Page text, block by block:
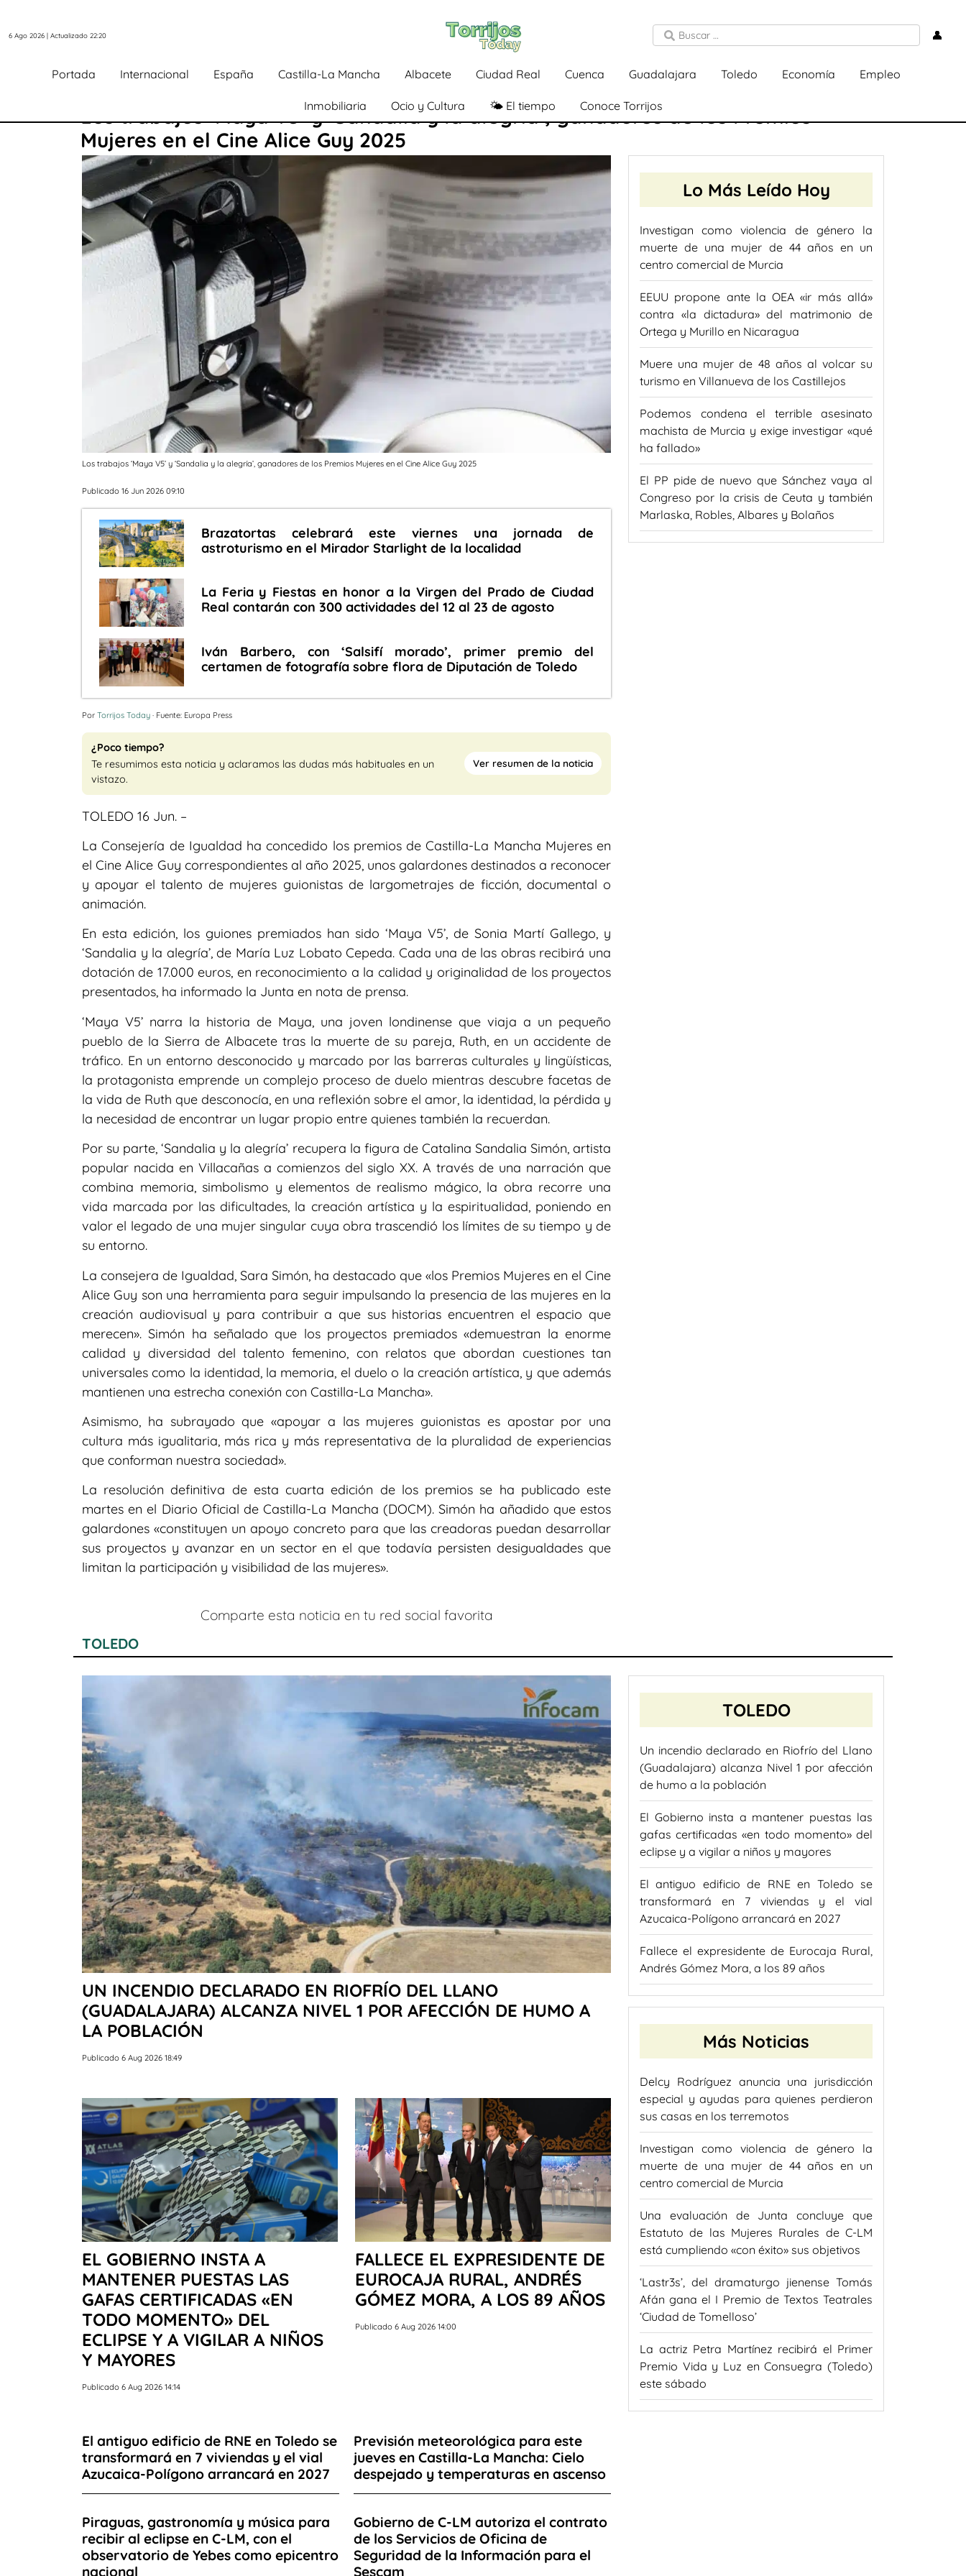
6 Ago 2026 | Actualizado 22:20 👤
Portada Internacional España Castilla-La Mancha Albacete Ciudad Real Cuenca Guadalajara Toledo Economía Empleo
Inmobiliaria Ocio y Cultura 🌤️ El tiempo Conoce Torrijos
Los trabajos ‘Maya V5’ y ‘Sandalia y la alegría’, ganadores de los Premios
Mujeres en el Cine Alice Guy 2025
Los trabajos ‘Maya V5’ y ‘Sandalia y la alegría’, ganadores de los Premios Mujeres en el Cine Alice Guy 2025
Publicado 16 Jun 2026 09:10
Brazatortas celebrará este viernes una jornada de
astroturismo en el Mirador Starlight de la localidad
La Feria y Fiestas en honor a la Virgen del Prado de Ciudad
Real contarán con 300 actividades del 12 al 23 de agosto
Iván Barbero, con ‘Salsifí morado’, primer premio del
certamen de fotografía sobre flora de Diputación de Toledo
Por Torrijos Today · Fuente: Europa Press
¿Poco tiempo?
Te resumimos esta noticia y aclaramos las dudas más habituales en un
vistazo.
Ver resumen de la noticia
TOLEDO 16 Jun. –
La Consejería de Igualdad ha concedido los premios de Castilla-La Mancha Mujeres en
el Cine Alice Guy correspondientes al año 2025, unos galardones destinados a reconocer
y apoyar el talento de mujeres guionistas de largometrajes de ficción, documental o
animación.
En esta edición, los guiones premiados han sido ‘Maya V5’, de Sonia Martí Gallego, y
‘Sandalia y la alegría’, de María Luz Lobato Cepeda. Cada una de las obras recibirá una
dotación de 17.000 euros, en reconocimiento a la calidad y originalidad de los proyectos
presentados, ha informado la Junta en nota de prensa.
‘Maya V5’ narra la historia de Maya, una joven londinense que viaja a un pequeño
pueblo de la Sierra de Albacete tras la muerte de su pareja, Ruth, en un accidente de
tráfico. En un entorno desconocido y marcado por las barreras culturales y lingüísticas,
la protagonista emprende un complejo proceso de duelo mientras descubre facetas de
la vida de Ruth que desconocía, en una reflexión sobre el amor, la identidad, la pérdida y
la necesidad de encontrar un lugar propio entre quienes también la recuerdan.
Por su parte, ‘Sandalia y la alegría’ recupera la figura de Catalina Sandalia Simón, artista
popular nacida en Villacañas a comienzos del siglo XX. A través de una narración que
combina memoria, simbolismo y elementos de realismo mágico, la obra recorre una
vida marcada por las dificultades, la creación artística y la espiritualidad, poniendo en
valor el legado de una mujer singular cuya obra trascendió los límites de su tiempo y de
su entorno.
La consejera de Igualdad, Sara Simón, ha destacado que «los Premios Mujeres en el Cine
Alice Guy son una herramienta para seguir impulsando la presencia de las mujeres en la
creación audiovisual y para contribuir a que sus historias encuentren el espacio que
merecen». Simón ha señalado que los proyectos premiados «demuestran la enorme
calidad y diversidad del talento femenino, con relatos que abordan cuestiones tan
universales como la identidad, la memoria, el duelo o la creación artística, y que además
mantienen una estrecha conexión con Castilla-La Mancha».
Asimismo, ha subrayado que «apoyar a las mujeres guionistas es apostar por una
cultura más igualitaria, más rica y más representativa de la pluralidad de experiencias
que conforman nuestra sociedad».
La resolución definitiva de esta cuarta edición de los premios se ha publicado este
martes en el Diario Oficial de Castilla-La Mancha (DOCM). Simón ha añadido que estos
galardones «constituyen un apoyo concreto para que las creadoras puedan desarrollar
sus proyectos y avanzar en un sector en el que todavía persisten desigualdades que
limitan la participación y visibilidad de las mujeres».
Comparte esta noticia en tu red social favorita
Lo Más Leído Hoy
Investigan como violencia de género la
muerte de una mujer de 44 años en un
centro comercial de Murcia
EEUU propone ante la OEA «ir más allá»
contra «la dictadura» del matrimonio de
Ortega y Murillo en Nicaragua
Muere una mujer de 48 años al volcar su
turismo en Villanueva de los Castillejos
Podemos condena el terrible asesinato
machista de Murcia y exige investigar «qué
ha fallado»
El PP pide de nuevo que Sánchez vaya al
Congreso por la crisis de Ceuta y también
Marlaska, Robles, Albares y Bolaños
TOLEDO
UN INCENDIO DECLARADO EN RIOFRÍO DEL LLANO
(GUADALAJARA) ALCANZA NIVEL 1 POR AFECCIÓN DE HUMO A
LA POBLACIÓN
Publicado 6 Aug 2026 18:49
EL GOBIERNO INSTA A
MANTENER PUESTAS LAS
GAFAS CERTIFICADAS «EN
TODO MOMENTO» DEL
ECLIPSE Y A VIGILAR A NIÑOS
Y MAYORES
Publicado 6 Aug 2026 14:14
FALLECE EL EXPRESIDENTE DE
EUROCAJA RURAL, ANDRÉS
GÓMEZ MORA, A LOS 89 AÑOS
Publicado 6 Aug 2026 14:00
El antiguo edificio de RNE en Toledo se
transformará en 7 viviendas y el vial
Azucaica-Polígono arrancará en 2027
Previsión meteorológica para este
jueves en Castilla-La Mancha: Cielo
despejado y temperaturas en ascenso
Piraguas, gastronomía y música para
recibir al eclipse en C-LM, con el
observatorio de Yebes como epicentro
nacional
Gobierno de C-LM autoriza el contrato
de los Servicios de Oficina de
Seguridad de la Información para el
Sescam
TOLEDO
Un incendio declarado en Riofrío del Llano
(Guadalajara) alcanza Nivel 1 por afección
de humo a la población
El Gobierno insta a mantener puestas las
gafas certificadas «en todo momento» del
eclipse y a vigilar a niños y mayores
El antiguo edificio de RNE en Toledo se
transformará en 7 viviendas y el vial
Azucaica-Polígono arrancará en 2027
Fallece el expresidente de Eurocaja Rural,
Andrés Gómez Mora, a los 89 años
Más Noticias
Delcy Rodríguez anuncia una jurisdicción
especial y ayudas para quienes perdieron
sus casas en los terremotos
Investigan como violencia de género la
muerte de una mujer de 44 años en un
centro comercial de Murcia
Una evaluación de Junta concluye que
Estatuto de las Mujeres Rurales de C-LM
está cumpliendo «con éxito» sus objetivos
‘Lastr3s’, del dramaturgo jienense Tomás
Afán gana el I Premio de Textos Teatrales
‘Ciudad de Tomelloso’
La actriz Petra Martínez recibirá el Primer
Premio Vida y Luz en Consuegra (Toledo)
este sábado